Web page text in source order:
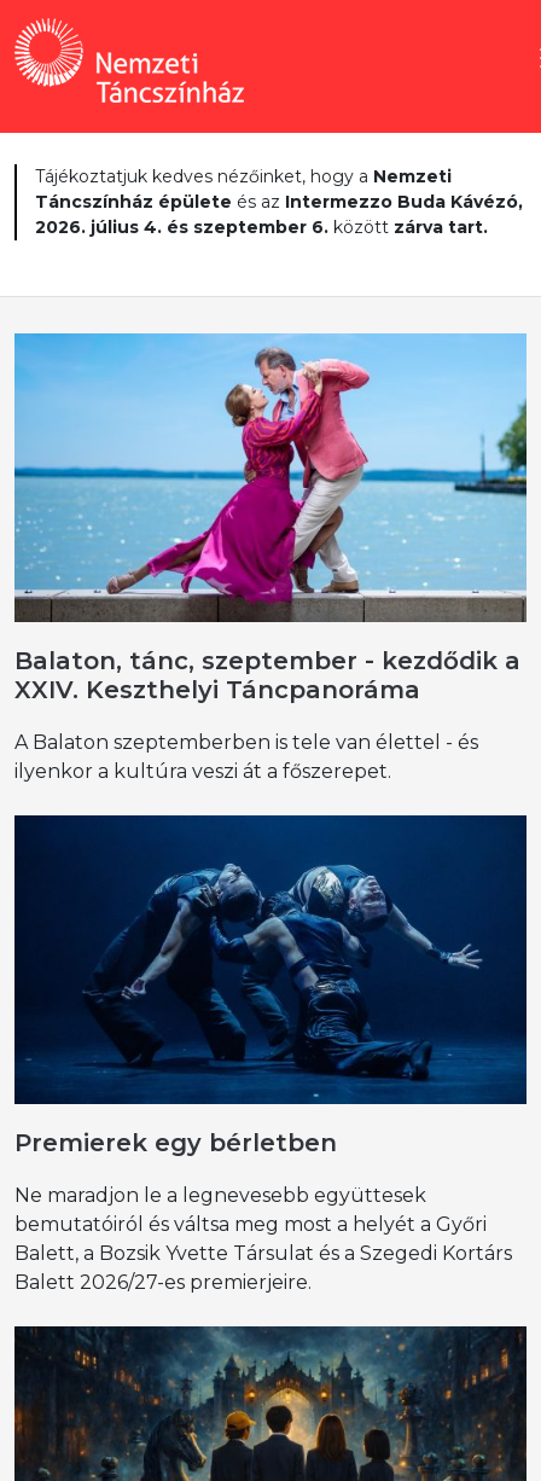
Tájékoztatjuk kedves nézőinket, hogy a Nemzeti
Táncszínház épülete és az Intermezzo Buda Kávézó,
2026. július 4. és szeptember 6. között zárva tart.
Balaton, tánc, szeptember - kezdődik a
XXIV. Keszthelyi Táncpanoráma
A Balaton szeptemberben is tele van élettel - és
ilyenkor a kultúra veszi át a főszerepet.
Premierek egy bérletben
Ne maradjon le a legnevesebb együttesek
bemutatóiról és váltsa meg most a helyét a Győri
Balett, a Bozsik Yvette Társulat és a Szegedi Kortárs
Balett 2026/27-es premierjeire.